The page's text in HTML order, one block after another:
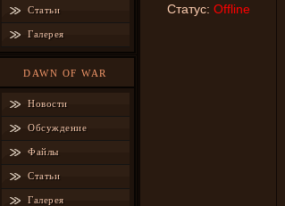
Статьи
Галерея
DAWN OF WAR
Новости
Обсуждение
Файлы
Статьи
Галерея
Статус: Offline